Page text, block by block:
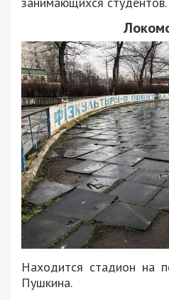
Находится стадион на
Пушкина.